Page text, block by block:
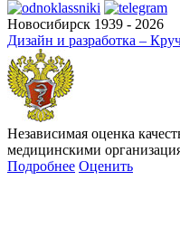
Новосибирск 1939 - 2026
Дизайн и разработка –
Независимая оценка
медицинскими
Подробнее Оценить